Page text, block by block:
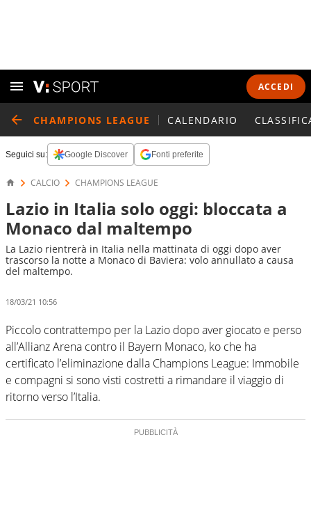
ACCEDI
CHAMPIONS LEAGUE CALENDARIO
Seguici su: Google Discover Fonti preferite
CALCIO CHAMPIONS LEAGUE
Lazio in Italia solo oggi: bloccata a
Monaco dal maltempo
La Lazio rientrerà in Italia nella mattinata di oggi dopo aver
trascorso la notte a Monaco di Baviera: volo annullato a causa
del maltempo.
18/03/21 10:56
Piccolo contrattempo per la Lazio dopo aver giocato e perso
all’Allianz Arena contro il Bayern Monaco, ko che ha
certificato l’eliminazione dalla Champions League: Immobile
e compagni si sono visti costretti a rimandare il viaggio di
ritorno verso l’Italia.